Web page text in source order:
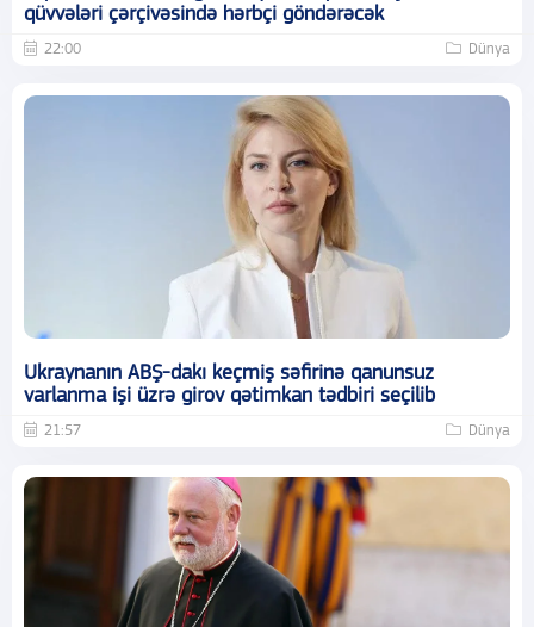
qüvvələri çərçivəsində hərbçi göndərəcək
22:00 Dünya
Ukraynanın ABŞ-dakı keçmiş səfirinə qanunsuz
varlanma işi üzrə girov qətimkan tədbiri seçilib
21:57 Dünya